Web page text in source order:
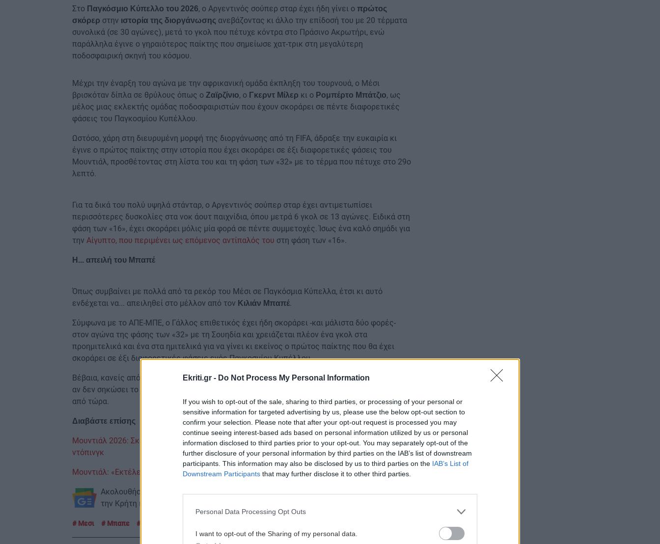
Ekriti.gr - Do Not Process My Personal Information
If you wish to opt-out of the sale, sharing to third parties, or processing of your personal or
sensitive information for targeted advertising by us, please use the below opt-out section to
confirm your selection. Please note that after your opt-out request is processed you may
continue seeing interest-based ads based on personal information utilized by us or personal
information disclosed to third parties prior to your opt-out. You may separately opt-out of the
further disclosure of your personal information by third parties on the IAB’s list of downstream
participants. This information may also be disclosed by us to third parties on the IAB’s List of
Downstream Participants that may further disclose it to other third parties.
Personal Data Processing Opt Outs
I want to opt-out of the Sharing of my personal data.
Στο Παγκόσμιο Κύπελλο του 2026, ο Αργεντινός σούπερ σταρ έχει ήδη γίνει ο πρώτος
σκόρερ στην ιστορία της διοργάνωσης ανεβάζοντας κι άλλο την επίδοσή του με 20 τέρματα
συνολικά (σε 30 αγώνες), μετά το γκολ που πέτυχε κόντρα στο Πράσινο Ακρωτήρι, ενώ
παράλληλα έγινε ο γηραιότερος παίκτης που σημείωσε χατ-τρικ στη μεγαλύτερη
ποδοσφαιρική σκηνή του κόσμου.
Μέχρι την έναρξη του αγώνα με την αφρικανική ομάδα έκπληξη του τουρνουά, ο Μέσι
βρισκόταν δίπλα σε θρύλους όπως ο Ζαϊρζίνιο, ο Γκερντ Μίλερ κι ο Ρομπέρτο Μπάτζιο, ως
μέλος μιας εκλεκτής ομάδας ποδοσφαιριστών που έχουν σκοράρει σε πέντε διαφορετικές
φάσεις του Παγκοσμίου Κυπέλλου.
Ωστόσο, χάρη στη διευρυμένη μορφή της διοργάνωσης από τη FIFA, άδραξε την ευκαιρία κι
έγινε ο πρώτος παίκτης στην ιστορία που έχει σκοράρει σε έξι διαφορετικές φάσεις του
Μουντιάλ, προσθέτοντας στη λίστα του και τη φάση των «32» με το τέρμα που πέτυχε στο 29ο
λεπτό.
Για τα δικά του πολύ υψηλά στάνταρ, ο Αργεντινός σούπερ σταρ έχει αντιμετωπίσει
περισσότερες δυσκολίες στα νοκ άουτ παιχνίδια, όπου μετρά 6 γκολ σε 13 αγώνες. Ειδικά στη
φάση των «16», έχει σκοράρει μόλις μία φορά σε πέντε συμμετοχές. Ίσως ένα καλό σημάδι για
την Αίγυπτο, που περιμένει ως επόμενος αντίπαλός του στη φάση των «16».
Η... απειλή του Μπαπέ
Όπως συμβαίνει με πολλά από τα ρεκόρ του Μέσι σε Παγκόσμια Κύπελλα, έτσι κι αυτό
ενδέχεται να... απειληθεί στο μέλλον από τον Κιλιάν Μπαπέ.
Σύμφωνα με το ΑΠΕ-ΜΠΕ, ο Γάλλος επιθετικός έχει ήδη σκοράρει -και μάλιστα δύο φορές-
στον αγώνα της φάσης των «32» με τη Σουηδία και χρειάζεται πλέον ένα γκολ στα
προημιτελικά και ένα στα ημιτελικά για να γίνει κι εκείνος ο πρώτος παίκτης που θα έχει
σκοράρει σε έξι διαφορετικές φάσεις ενός Παγκοσμίου Κυπέλλου.
Βέβαια, κανείς από τους δύο δεν πρόκειται να δώσει ιδιαίτερη σημασία σε αυτό το στατιστικό
αν δεν σηκώσει το τρόπαιο στο στάδιο της Νέας Υόρκης/Νιου Τζέρσεϊ σε μερικές εβδομάδες
από τώρα.
Διαβάστε επίσης
Μουντιάλ 2026: Σκάνδαλο με οκτώ παίκτες της Τυνησίας – Βρέθηκαν θετικοί σε έλεγχο
ντόπινγκ
Μουντιάλ: «Εκτέλεση» από τα πέναλτι, η Αίγυπτος στους «16»(vid)
Ακολουθήστε το ekriti.gr στο
την Κρήτη και όχι μόνο.
Μεσι Μπαπε